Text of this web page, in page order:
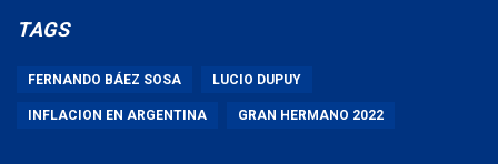
TAGS
FERNANDO BÁEZ SOSA LUCIO DUPUY
INFLACION EN ARGENTINA GRAN HERMANO 2022